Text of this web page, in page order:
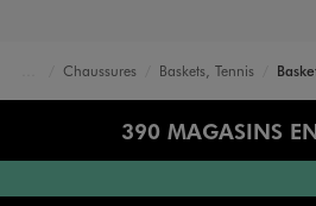
AccueilChaussures Baskets, Tennis
390 MAGASINS